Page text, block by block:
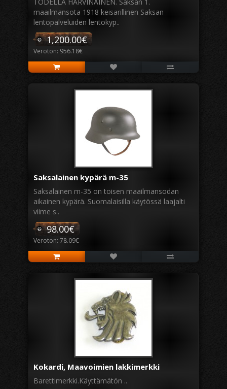
maailmansota 1918 keisarillinen Saksan
lentopalveluiden lentokyp..
1,200.00€
Veroton: 956.18€
Saksalainen kypärä m-35
Saksalainen m-35 on toisen maailmansodan
aikainen kypärä. Suomalaisilla käytössä laajalti
viime s..
98.00€
Veroton: 78.09€
Kokardi, Maavoimien lakkimerkki
Barettimerkki.Käyttämätön ..